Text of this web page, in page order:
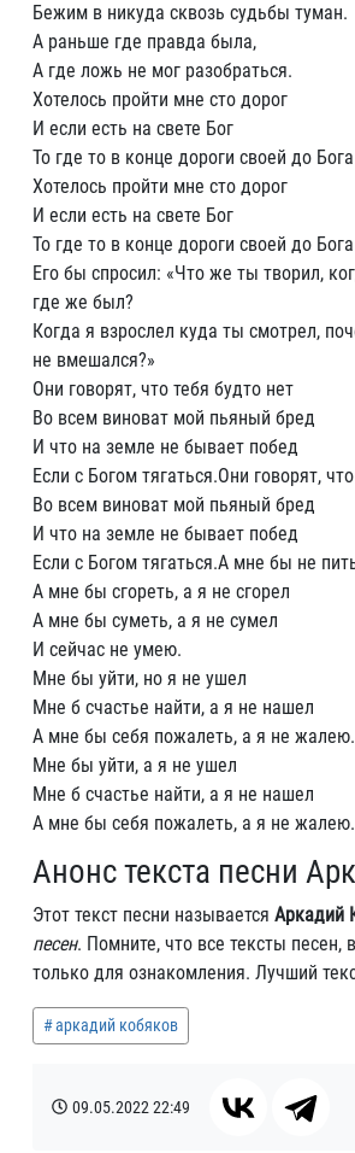
Бежим в никуда сквозь судьбы туман.
А раньше где правда была,
А где ложь не мог разобраться.
Хотелось пройти мне сто дорог
И если есть на свете Бог
То где то в конце дороги своей до
Хотелось пройти мне сто дорог
И если есть на свете Бог
То где то в конце дороги своей до
Его бы спросил: «Что же ты творил,
где же был?
Когда я взрослел куда ты смотрел,
не вмешался?»
Они говорят, что тебя будто нет
Во всем виноват мой пьяный бред
И что на земле не бывает побед
Если с Богом тягаться.Они говорят,
Во всем виноват мой пьяный бред
И что на земле не бывает побед
Если с Богом тягаться.А мне бы не
А мне бы сгореть, а я не сгорел
А мне бы суметь, а я не сумел
И сейчас не умею.
Мне бы уйти, но я не ушел
Мне б счастье найти, а я не нашел
А мне бы себя пожалеть, а я не жалею.
Мне бы уйти, а я не ушел
Мне б счастье найти, а я не нашел
А мне бы себя пожалеть, а я не жалею.
Анонс текста песни
Этот текст песни называется Аркадий
песен. Помните, что все тексты
только для ознакомления. Лучший
аркадий кобяков
09.05.202222:49